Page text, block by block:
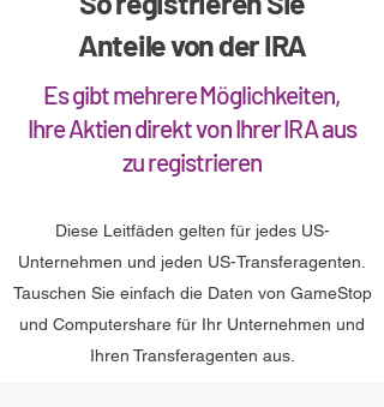
Anteile von der IRA
Es gibt mehrere Möglichkeiten,
Ihre Aktien direkt von Ihrer IRA aus
zu registrieren
Diese Leitfäden gelten für jedes US-
Unternehmen und jeden US-Transferagenten.
Tauschen Sie einfach die Daten von GameStop
und Computershare für Ihr Unternehmen und
Ihren Transferagenten aus.